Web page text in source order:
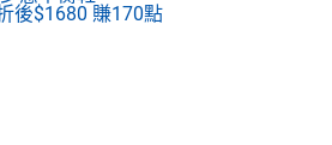
後$1680 賺170點